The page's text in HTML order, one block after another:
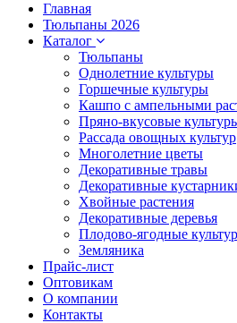
Главная
Тюльпаны 2026
Каталог
Тюльпаны
Однолетние культуры
Горшечные культуры
Кашпо с ампельными
Пряно-вкусовые
Рассада овощных культур
Многолетние цветы
Декоративные травы
Декоративные
Хвойные растения
Декоративные деревья
Плодово-ягодные
Земляника
Прайс-лист
Оптовикам
О компании
Контакты